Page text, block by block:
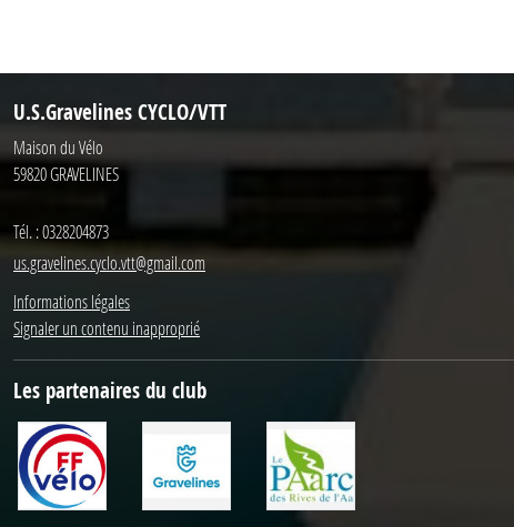
U.S.Gravelines CYCLO/VTT
Maison du Vélo
59820GRAVELINES
Tél. :0328204873
us.gravelines.cyclo.vtt@gmail.com
Informations légales
Signaler un contenu inapproprié
Les partenaires du club